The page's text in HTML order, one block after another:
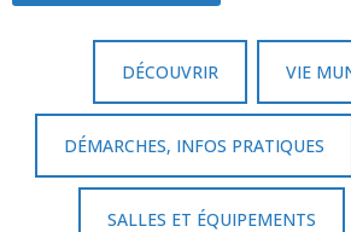
DÉCOUVRIR VIE
DÉMARCHES, INFOS PRATIQUES
SALLES ET ÉQUIPEMENTS